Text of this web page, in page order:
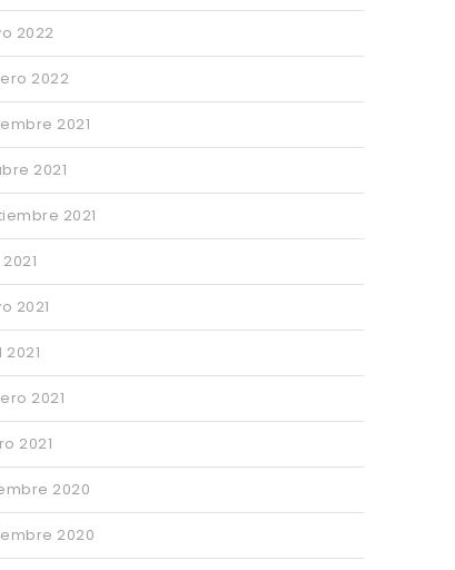
2022
2022
2021
2021
2021
2021
2021
2021
2020
2020